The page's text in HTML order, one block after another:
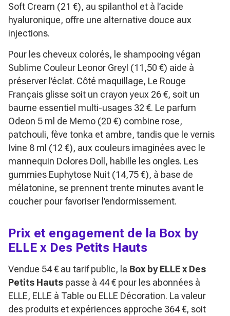
Soft Cream (21 €), au spilanthol et à l’acide
hyaluronique, offre une alternative douce aux
injections.
Pour les cheveux colorés, le shampooing végan
Sublime Couleur Leonor Greyl (11,50 €) aide à
préserver l’éclat. Côté maquillage, Le Rouge
Français glisse soit un crayon yeux 26 €, soit un
baume essentiel multi-usages 32 €. Le parfum
Odeon 5 ml de Memo (20 €) combine rose,
patchouli, fève tonka et ambre, tandis que le vernis
Ivine 8 ml (12 €), aux couleurs imaginées avec le
mannequin Dolores Doll, habille les ongles. Les
gummies Euphytose Nuit (14,75 €), à base de
mélatonine, se prennent trente minutes avant le
coucher pour favoriser l’endormissement.
Prix et engagement de la Box by
ELLE x Des Petits Hauts
Vendue 54 € au tarif public, la Box by ELLE x Des
Petits Hauts passe à 44 € pour les abonnées à
ELLE, ELLE à Table ou ELLE Décoration. La valeur
des produits et expériences approche 364 €, soit